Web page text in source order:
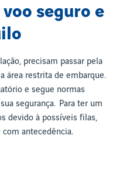
seguro e
precisam passar pela
área restrita de embarque.
e segue normas
segurança. Para ter um
devido à possíveis filas,
antecedência.